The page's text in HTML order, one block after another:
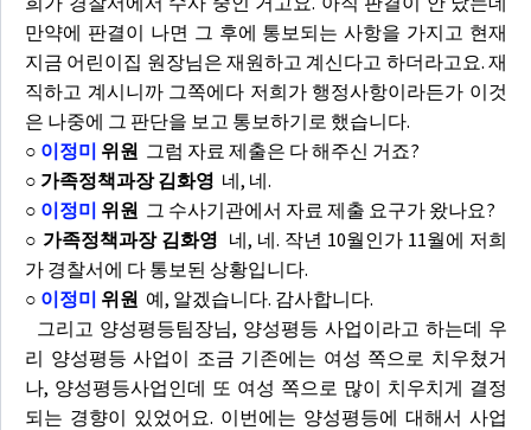
만약에 판결이 나면 그 후에 통보되는 사항을 가지고 현재
지금 어린이집 원장님은 재원하고 계신다고 하더라고요. 재
직하고 계시니까 그쪽에다 저희가 행정사항이라든가 이것
은 나중에 그 판단을 보고 통보하기로 했습니다.
○ 이정미 위원 그럼 자료 제출은 다 해주신 거죠?
○ 가족정책과장 김화영 네, 네.
○ 이정미 위원 그 수사기관에서 자료 제출 요구가 왔나요?
○ 가족정책과장 김화영 네, 네. 작년 10월인가 11월에 저희
가 경찰서에 다 통보된 상황입니다.
○ 이정미 위원 예, 알겠습니다. 감사합니다.
그리고 양성평등팀장님, 양성평등 사업이라고 하는데 우
리 양성평등 사업이 조금 기존에는 여성 쪽으로 치우쳤거
나, 양성평등사업인데 또 여성 쪽으로 많이 치우치게 결정
되는 경향이 있었어요. 이번에는 양성평등에 대해서 사업